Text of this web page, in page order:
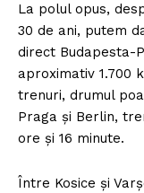
La polul opus,
30 de ani, putem
direct Budapesta-
aproximativ 1.700
trenuri, drumul
Praga şi Berlin,
ore şi 16 minute.
Între Kosice şi